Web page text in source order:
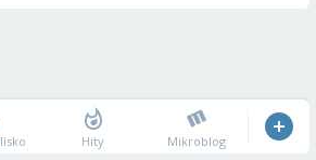
Hity Mikroblog